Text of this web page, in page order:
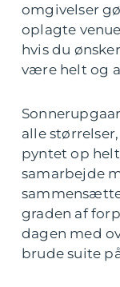
omgivelser
oplagte
hvis du
være helt og
alle
pyntet op
samarbejde
graden af
dagen med
brude suite